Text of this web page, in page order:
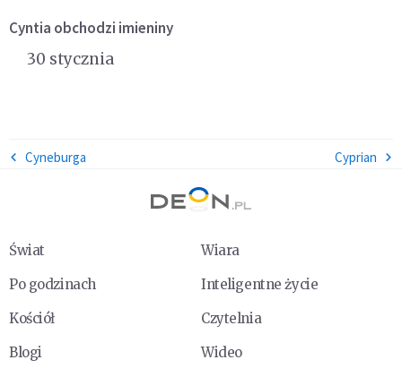
Cyntia obchodzi imieniny
30 stycznia
Cyneburga Cyprian
Świat
Wiara
Po godzinach
Inteligentne życie
Kościół
Czytelnia
Blogi
Wideo